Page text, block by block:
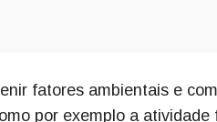
fatores ambientais e
por exemplo a atividade